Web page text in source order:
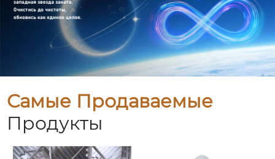
Самые Продаваемые
Продукты